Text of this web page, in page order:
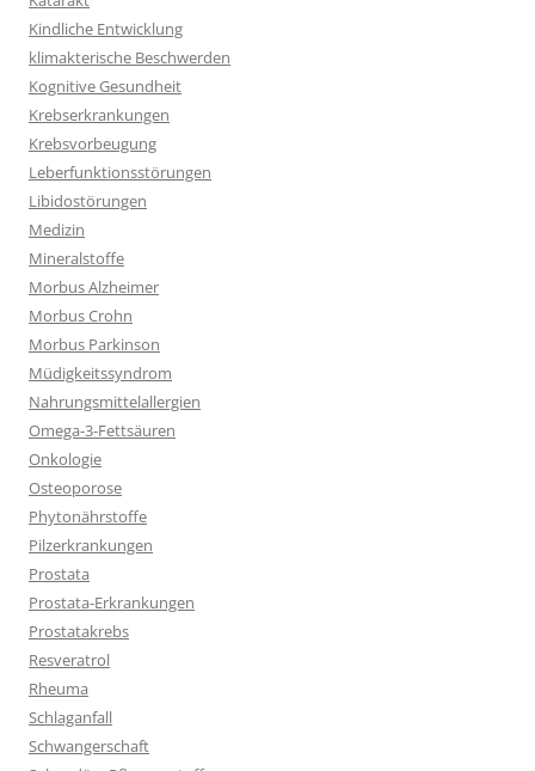
Kindliche Entwicklung
klimakterische Beschwerden
Kognitive Gesundheit
Krebserkrankungen
Krebsvorbeugung
Leberfunktionsstörungen
Libidostörungen
Medizin
Mineralstoffe
Morbus Alzheimer
Morbus Crohn
Morbus Parkinson
Müdigkeitssyndrom
Nahrungsmittelallergien
Omega-3-Fettsäuren
Onkologie
Osteoporose
Phytonährstoffe
Pilzerkrankungen
Prostata
Prostata-Erkrankungen
Prostatakrebs
Resveratrol
Rheuma
Schlaganfall
Schwangerschaft